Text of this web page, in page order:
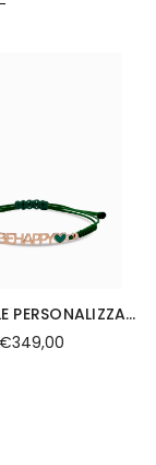
BRACCIALE PERSONALIZZABILE CON CORDINO E SMALTO
€349,00